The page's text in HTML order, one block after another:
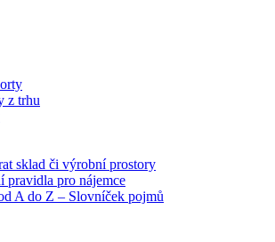
z trhu
sklad či výrobní prostory
pravidla pro nájemce
A do Z – Slovníček pojmů